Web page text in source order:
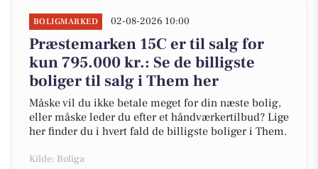
BOLIGMARKED 02-08-2026 10:00
Præstemarken 15C er til salg for
kun 795.000 kr.: Se de billigste
boliger til salg i Them her
Måske vil du ikke betale meget for din næste bolig,
eller måske leder du efter et håndværkertilbud? Lige
her finder du i hvert fald de billigste boliger i Them.
Kilde: Boliga